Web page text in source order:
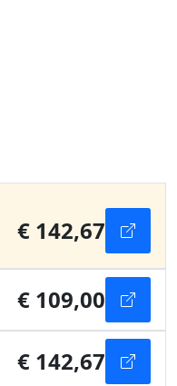
€ 142,67
€ 109,00
€ 142,67